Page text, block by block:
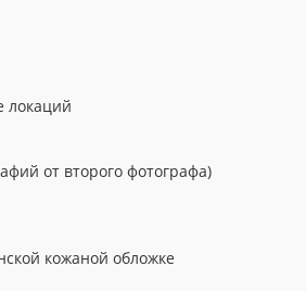
локаций
от второго фотографа)
кожаной обложке